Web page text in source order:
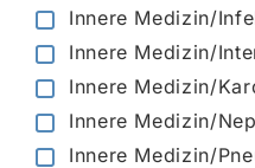
Innere Medizin/
Innere Medizin/
Innere Medizin/
Innere Medizin/
Innere Medizin/